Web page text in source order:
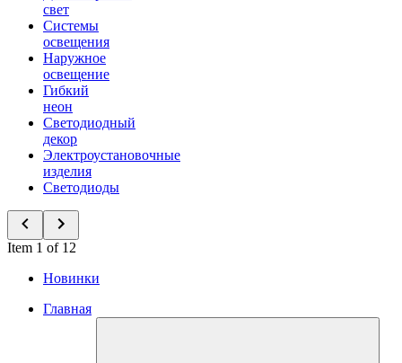
свет
Системы
освещения
Наружное
освещение
Гибкий
неон
Светодиодный
декор
Электроустановочные
изделия
Светодиоды
Item 1 of 12
Новинки
Главная